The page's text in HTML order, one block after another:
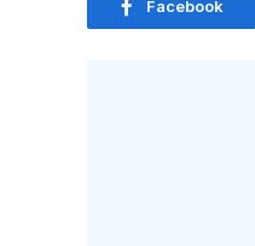
Facebook